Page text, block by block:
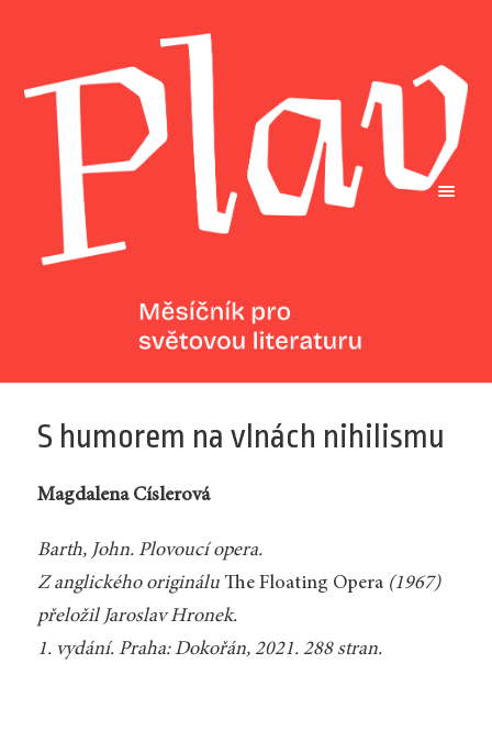
S humorem na vlnách nihilismu
Magdalena Císlerová
Barth, John. Plovoucí opera.
Z anglického originálu The Floating Opera(1967)
přeložil Jaroslav Hronek.
1. vydání. Praha: Dokořán, 2021. 288 stran.